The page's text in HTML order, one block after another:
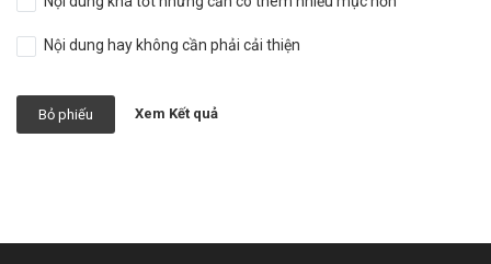
Nội dung hay không cần phải cải thiện
Bỏ phiếu Xem Kết quả